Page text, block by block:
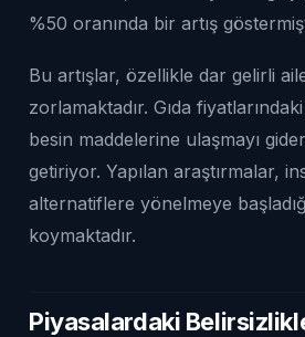
%50 oranında bir artış
Bu artışlar, özellikle dar gelirli
zorlamaktadır. Gıda
besin maddelerine ulaşmayı
getiriyor. Yapılan araştırmalar,
alternatiflere yönelmeye
koymaktadır.
Piyasalardaki